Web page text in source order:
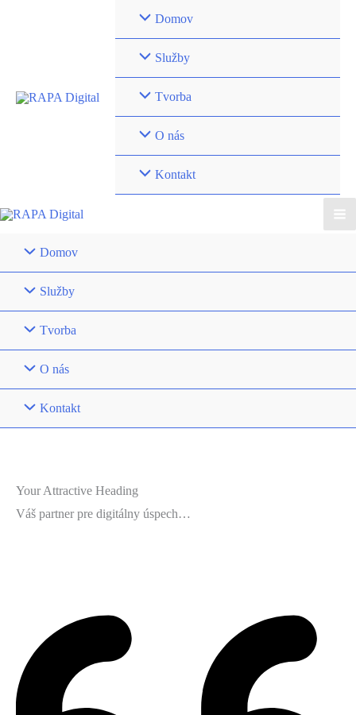
Domov
Služby
Tvorba
O nás
Kontakt
Domov
Služby
Tvorba
O nás
Kontakt
Your Attractive Heading
Váš partner pre digitálny úspech…